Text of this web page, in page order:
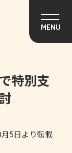
MENU
特別支
5日より転載